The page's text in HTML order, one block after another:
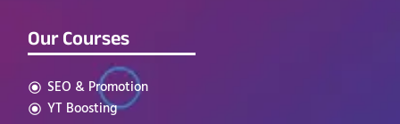
Our Courses
SEO & Promotion
YT Boosting